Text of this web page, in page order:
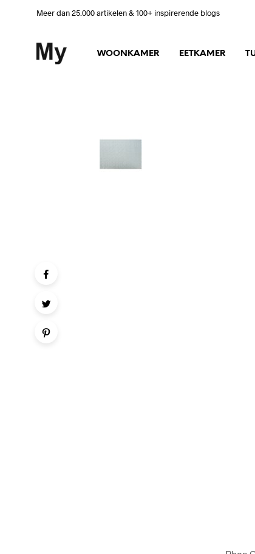
Meer dan 25.000 artikelen & 100+ inspirerende blogs
WOONKAMER EETKAMER